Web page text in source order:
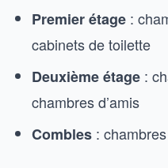
Premier étage :
cabinets de toilette
Deuxième étage :
chambres d’amis
Combles :